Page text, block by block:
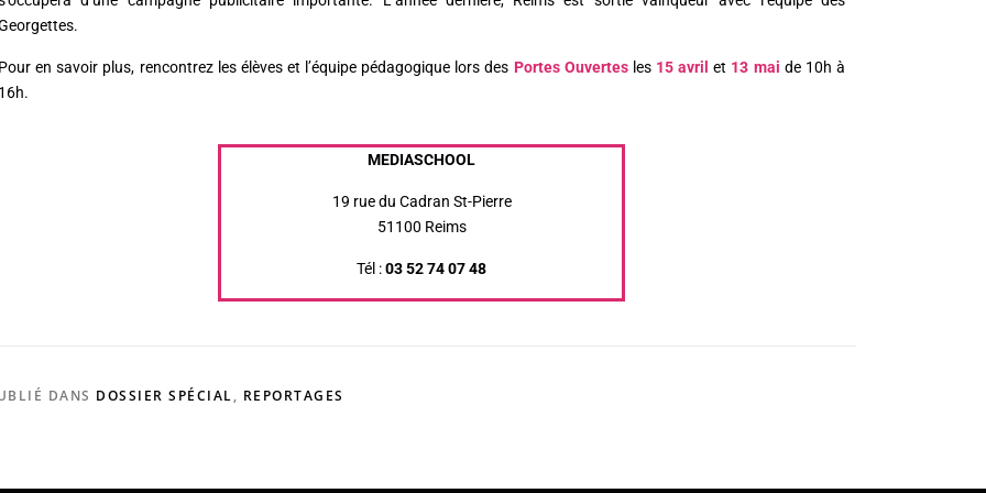
en savoir plus, rencontrez les élèves et l’équipe pédagogique lors des Portes Ouvertesles 15 avril et 13 mai de 10h à
MEDIASCHOOL
19 rue du Cadran St-Pierre
51100 Reims
Tél :03 52 74 07 48
DANS DOSSIER SPÉCIAL, REPORTAGES